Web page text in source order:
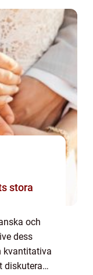
stora
och
dess
kvantitativa
diskutera